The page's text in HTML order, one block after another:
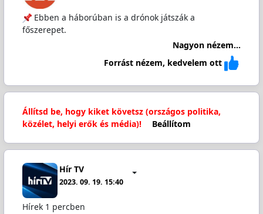
Ebben a háborúban is a drónok játszák a
főszerepet.
Nagyon nézem...
Forrást nézem, kedvelem ott
Állítsd be, hogy kiket követsz (országos politika,
közélet, helyi erők és média)!
Beállítom
Hír TV
2023. 09. 19. 15:40
Hírek 1 percben